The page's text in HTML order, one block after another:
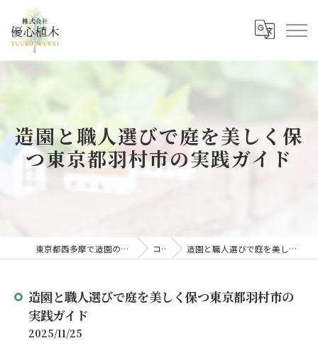
造園と職人選びで庭を美しく保
つ東京都羽村市の実践ガイド
東京都西多摩で造園の求人なら株式会社優心植木 コラム 造園と職人選びで庭を美しく保つ東京都羽村市の実践ガイド
造園と職人選びで庭を美しく保つ東京都羽村市の
実践ガイド
2025/11/25